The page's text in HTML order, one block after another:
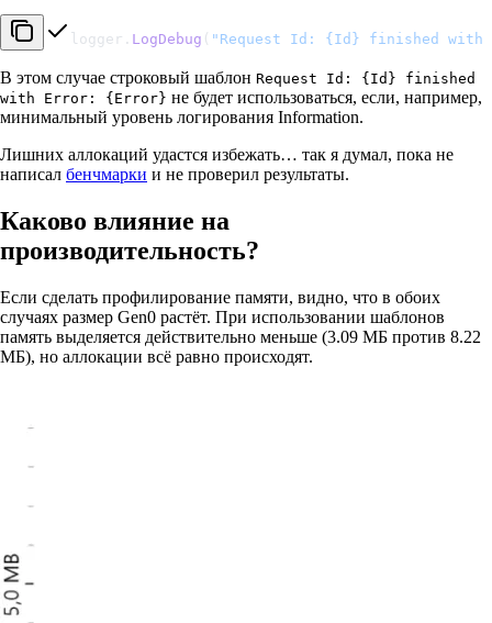
logger. LogDebug ( "Request Id: {Id} finished
В этом случае строковый шаблон Request Id: {Id} finished
with Error: {Error} не будет использоваться, если, например,
минимальный уровень логирования Information.
Лишних аллокаций удастся избежать… так я думал, пока не
написал бенчмарки и не проверил результаты.
Каково влияние на
производительность?
Если сделать профилирование памяти, видно, что в обоих
случаях размер Gen0 растёт. При использовании шаблонов
память выделяется действительно меньше (3.09 МБ против 8.22
МБ), но аллокации всё равно происходят.